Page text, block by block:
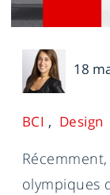
Voyer
18
BCI Design
olympiques